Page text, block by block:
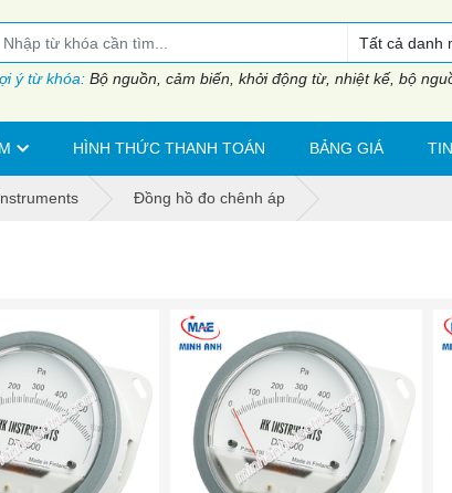
Tất cả danh
ý từ khóa: Bộ nguồn, cảm biến, khởi động từ, nhiệt kế, bộ
HÌNH THỨC THANH TOÁN BẢNG GIÁ
Đồng hồ đo chênh áp